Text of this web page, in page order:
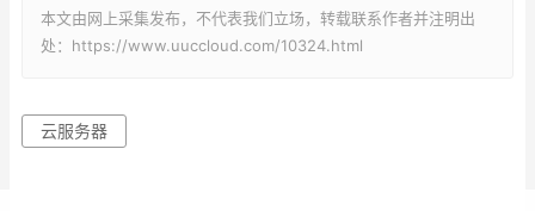
本文由网上采集发布，不代表我们立场，转载联系作者并注明出
处：https://www.uuccloud.com/10324.html
云服务器